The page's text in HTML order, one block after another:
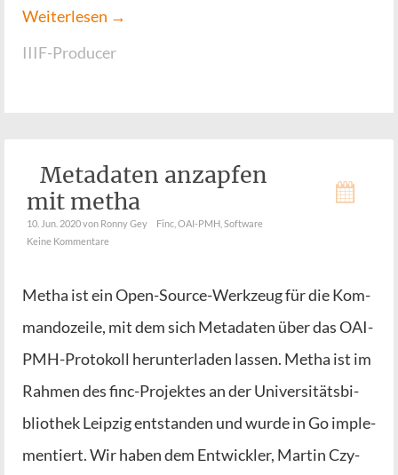
Wei­ter­le­sen →
IIIF-Producer
Metadaten anzapfen
mit metha
10. Jun. 2020von Ronny Gey Finc OAI-PMH Software
Keine Kommentare
Metha ist ein Open-Source-Wer­k­­zeug für die Kom­
man­do­zei­le, mit dem sich Meta­da­ten über das OAI-
PMH-Pro­­to­­koll her­un­ter­la­den las­sen. Metha ist im
Rah­men des finc-Pro­­jek­­tes an der Uni­ver­si­täts­bi­
blio­thek Leip­zig ent­stan­den und wur­de in Go imple­
men­tiert. Wir haben dem Ent­wick­ler, Mar­tin Czy­